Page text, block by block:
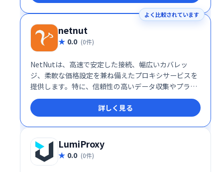
よく比較されています
netnut
0.0 (0件)
NetNutは、高速で安定した接続、幅広いカバレッ
ジ、柔軟な価格設定を兼ね備えたプロキシサービスを
提供します。特に、信頼性の高いデータ収集やプライ
バシー保護を重視するユーザーにとって理想的な選択
肢です。
詳しく見る
LumiProxy
0.0 (0件)